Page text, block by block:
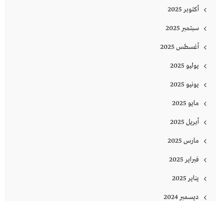
أكتوبر 2025
سبتمبر 2025
أغسطس 2025
يوليو 2025
يونيو 2025
مايو 2025
أبريل 2025
مارس 2025
فبراير 2025
يناير 2025
ديسمبر 2024